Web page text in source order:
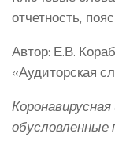
отчетность,
Автор: Е.В.
«Аудиторская
обусловленные